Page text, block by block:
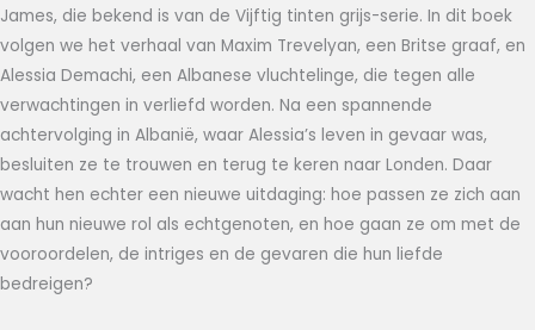
James, die bekend is van de Vijftig tinten grijs-serie. In dit boek
volgen we het verhaal van Maxim Trevelyan, een Britse graaf, en
Alessia Demachi, een Albanese vluchtelinge, die tegen alle
verwachtingen in verliefd worden. Na een spannende
achtervolging in Albanië, waar Alessia’s leven in gevaar was,
besluiten ze te trouwen en terug te keren naar Londen. Daar
wacht hen echter een nieuwe uitdaging: hoe passen ze zich aan
aan hun nieuwe rol als echtgenoten, en hoe gaan ze om met de
vooroordelen, de intriges en de gevaren die hun liefde
bedreigen?